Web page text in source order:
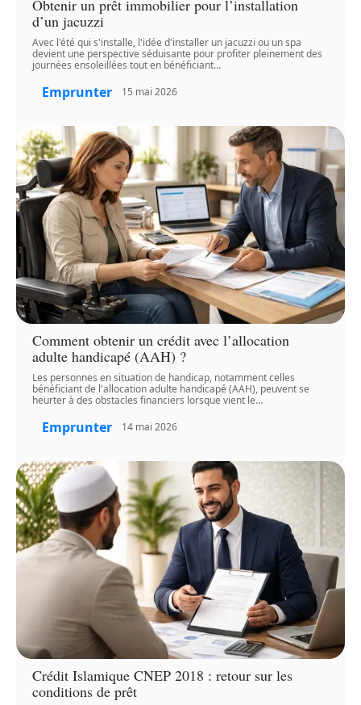
Obtenir un prêt immobilier pour l’installation
d’un jacuzzi
Avec l'été qui s'installe, l'idée d'installer un jacuzzi ou un spa
devient une perspective séduisante pour profiter pleinement des
journées ensoleillées tout en bénéficiant…
Emprunter 15 mai 2026
Comment obtenir un crédit avec l’allocation
adulte handicapé (AAH) ?
Les personnes en situation de handicap, notamment celles
bénéficiant de l'allocation adulte handicapé (AAH), peuvent se
heurter à des obstacles financiers lorsque vient le…
Emprunter 14 mai 2026
Crédit Islamique CNEP 2018 : retour sur les
conditions de prêt